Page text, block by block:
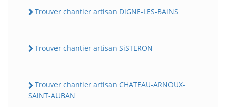
Trouver chantier artisan DiGNE-LES-BAiNS
Trouver chantier artisan SiSTERON
Trouver chantier artisan CHATEAU-ARNOUX-
SAiNT-AUBAN